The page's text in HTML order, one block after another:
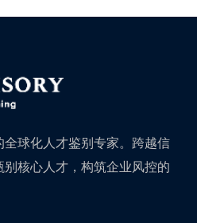
球化人才鉴别专家。跨越信
核心人才，构筑企业风控的